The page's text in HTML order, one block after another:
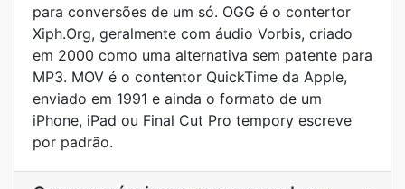
para conversões de um só. OGG é o contertor
Xiph.Org, geralmente com áudio Vorbis, criado
em 2000 como uma alternativa sem patente para
MP3. MOV é o contentor QuickTime da Apple,
enviado em 1991 e ainda o formato de um
iPhone, iPad ou Final Cut Pro tempory escreve
por padrão.